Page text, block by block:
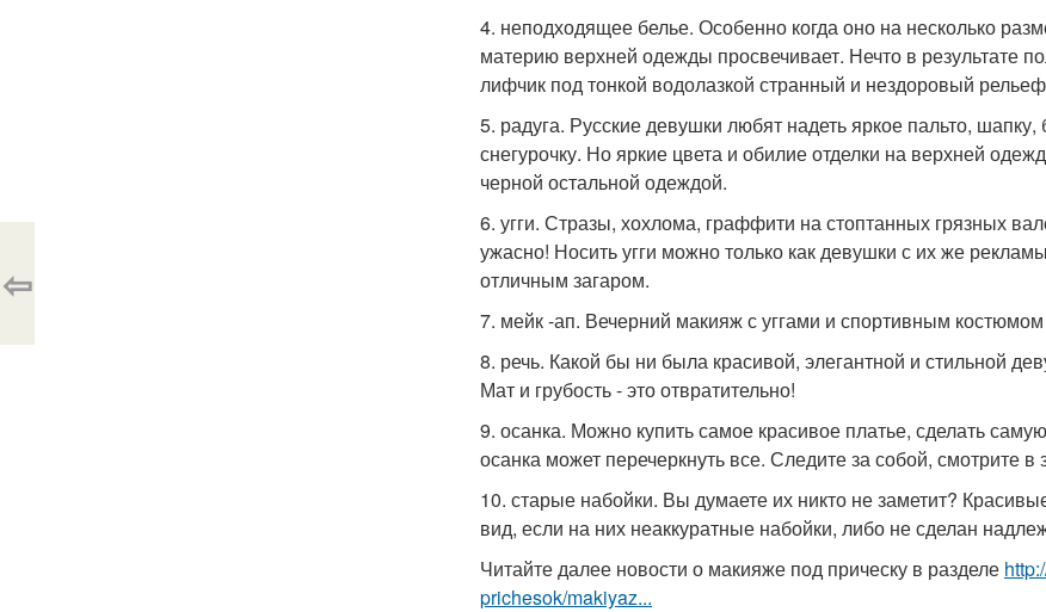
4. неподходящее белье. Особенно когда оно на несколько
материю верхней одежды просвечивает. Нечто в результате
лифчик под тонкой водолазкой странный и нездоровый рельеф
5. радуга. Русские девушки любят надеть яркое пальто,
снегурочку. Но яркие цвета и обилие отделки на верхней
черной остальной одеждой.
6. угги. Стразы, хохлома, граффити на стоптанных грязных
ужасно! Носить угги можно только как девушки с их же
отличным загаром.
7. мейк -ап. Вечерний макияж с уггами и спортивным
8. речь. Какой бы ни была красивой, элегантной и стильной
Мат и грубость - это отвратительно!
9. осанка. Можно купить самое красивое платье, сделать
осанка может перечеркнуть все. Следите за собой, смотрите
10. старые набойки. Вы думаете их никто не заметит?
вид, если на них неаккуратные набойки, либо не сделан
Читайте далее новости о макияже под прическу в разделе
prichesok/makiyaz...
⇦